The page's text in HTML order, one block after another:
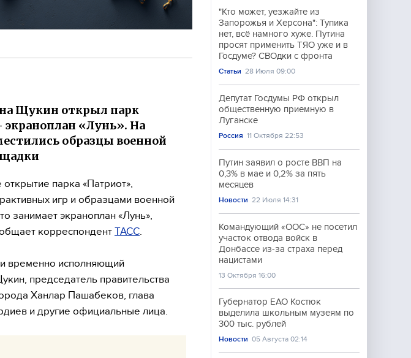
Щукин открыл парк
«Лунь». На
образцы военной
парка «Патриот»,
игр и образцами военной
занимает экраноплан «Лунь»,
корреспондент ТАСС
временно исполняющий
председатель правительства
Ханлар Пашабеков, глава
и другие официальные лица.
"Кто может, уезжайте из
Запорожья и Херсона": Тупика
нет, всё намного хуже. Путина
просят применить ТЯО уже и в
Госдуме? СВОдки с фронта
Статьи 28 Июля 09:00
Депутат Госдумы РФ открыл
общественную приемную в
Луганске
Россия 11 Октября 22:53
Путин заявил о росте ВВП на
0,3% в мае и 0,2% за пять
месяцев
Новости 22 Июля 14:31
Командующий «ООС» не посетил
участок отвода войск в
Донбассе из-за страха перед
нацистами
13 Октября 16:00
Губернатор ЕАО Костюк
выделила школьным музеям по
300 тыс. рублей
Новости 05 Августа 02:14